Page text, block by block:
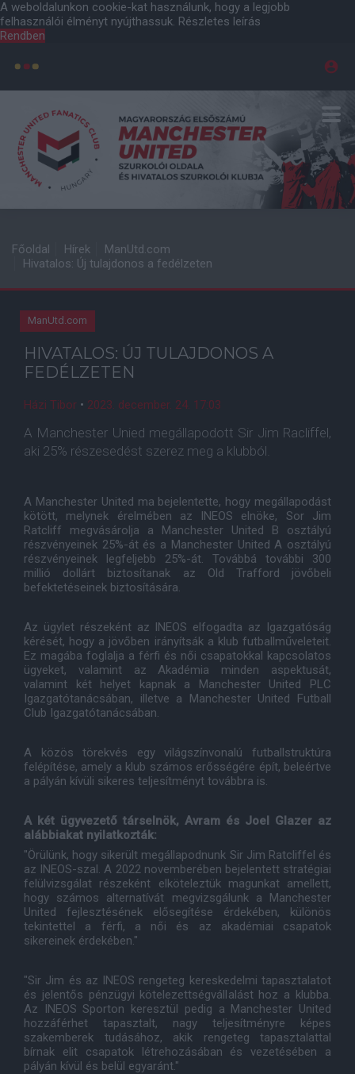
A weboldalunkon cookie-kat használunk, hogy a legjobb
felhasználói élményt nyújthassuk. Részletes leírás
Rendben
Főoldal Hírek
ManUtd.com
Hivatalos: Új tulajdonos a fedélzeten
ManUtd.com
HIVATALOS: ÚJ TULAJDONOS A
FEDÉLZETEN
Házi Tibor • 2023. december. 24. 17:03
A Manchester Unied megállapodott Sir Jim Racliffel,
aki 25% részesedést szerez meg a klubból.
A Manchester United ma bejelentette, hogy megállapodást
kötött, melynek érelmében az INEOS elnöke, Sor Jim
Ratcliff megvásárolja a Manchester United B osztályú
részvényeinek 25%-át és a Manchester United A osztályú
részvényeinek legfeljebb 25%-át. Továbbá további 300
millió dollárt biztosítanak az Old Trafford jövőbeli
befektetéseinek biztosítására.
Az ügylet részeként az INEOS elfogadta az Igazgatóság
kérését, hogy a jövőben irányítsák a klub futballműveleteit.
Ez magába foglalja a férfi és női csapatokkal kapcsolatos
ügyeket, valamint az Akadémia minden aspektusát,
valamint két helyet kapnak a Manchester United PLC
Igazgatótanácsában, illetve a Manchester United Futball
Club Igazgatótanácsában.
A közös törekvés egy világszínvonalú futballstruktúra
felépítése, amely a klub számos erősségére épít, beleértve
a pályán kívüli sikeres teljesítményt továbbra is.
A két ügyvezető társelnök, Avram és Joel Glazer az
alábbiakat nyilatkozták:
"Örülünk, hogy sikerült megállapodnunk Sir Jim Ratcliffel és
az INEOS-szal. A 2022 novemberében bejelentett stratégiai
felülvizsgálat részeként elköteleztük magunkat amellett,
hogy számos alternatívát megvizsgálunk a Manchester
United fejlesztésének elősegítése érdekében, különös
tekintettel a férfi, a női és az akadémiai csapatok
sikereinek érdekében."
"Sir Jim és az INEOS rengeteg kereskedelmi tapasztalatot
és jelentős pénzügyi kötelezettségvállalást hoz a klubba.
Az INEOS Sporton keresztül pedig a Manchester United
hozzáférhet tapasztalt, nagy teljesítményre képes
szakemberek tudásához, akik rengeteg tapasztalattal
bírnak elit csapatok létrehozásában és vezetésében a
pályán kívül és belül egyaránt."